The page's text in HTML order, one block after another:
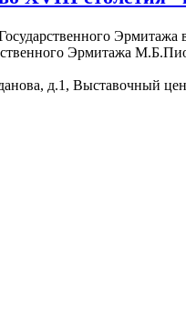
Эрмитажа
Эрмитажа
д.1, Выставочный